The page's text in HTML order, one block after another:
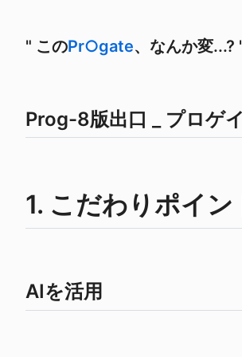
" このPr○gate、なんか変...?
Prog-8版出口 _ プロゲ
1. こだわりポイン
AIを活用